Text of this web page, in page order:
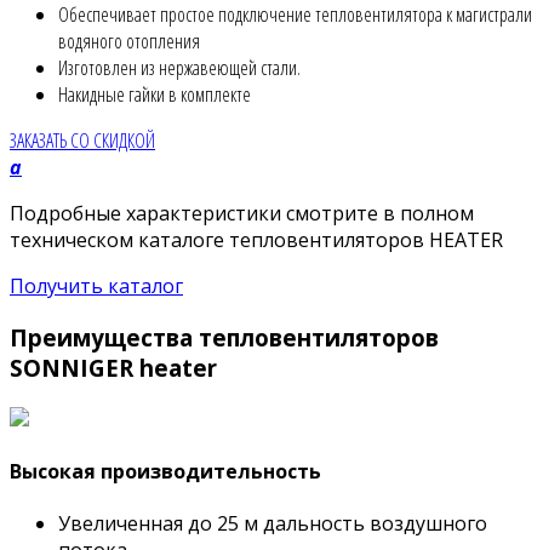
Обеспечивает простое подключение тепловентилятора к магистрали
водяного отопления
Изготовлен из нержавеющей стали.
Накидные гайки в комплекте
ЗАКАЗАТЬ СО СКИДКОЙ
a
Подробные характеристики смотрите в полном
техническом каталоге тепловентиляторов HEATER
Получить каталог
Преимущества тепловентиляторов
SONNIGER heater
Высокая производительность
Увеличенная до 25 м дальность воздушного